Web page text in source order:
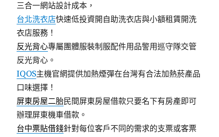
三合一網站設計成本，
台北洗衣店快速低投資開自助洗衣店與小額租賃開洗
衣店服務！
反光背心專屬團體服裝制服配件用品警用巡守隊交管
反光背心。
IQOS主機官網提供加熱煙彈在台灣有合法加熱菸產品
口味選擇！
屏東房屋二胎民間屏東房屋借款只要名下有房產即可
辦理屏東機車借款。
台中票貼借錢針對每位客戶不同的需求的支票或客票